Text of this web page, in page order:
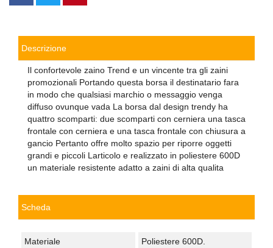
Descrizione
Il confortevole zaino Trend e un vincente tra gli zaini
promozionali Portando questa borsa il destinatario fara
in modo che qualsiasi marchio o messaggio venga
diffuso ovunque vada La borsa dal design trendy ha
quattro scomparti: due scomparti con cerniera una tasca
frontale con cerniera e una tasca frontale con chiusura a
gancio Pertanto offre molto spazio per riporre oggetti
grandi e piccoli Larticolo e realizzato in poliestere 600D
un materiale resistente adatto a zaini di alta qualita
Scheda
Materiale Poliestere 600D.